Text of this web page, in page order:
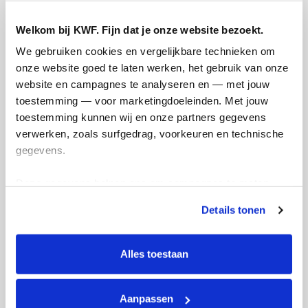
Welkom bij KWF. Fijn dat je onze website bezoekt.
We gebruiken cookies en vergelijkbare technieken om
onze website goed te laten werken, het gebruik van onze
website en campagnes te analyseren en — met jouw
toestemming — voor marketingdoeleinden. Met jouw
toestemming kunnen wij en onze partners gegevens
verwerken, zoals surfgedrag, voorkeuren en technische
gegevens.
tonen. Je kunt je toestemming op elk moment wijzigen of
intrekken via Cookie instellingen onderaan de pagina. De
lijst met cookies is te vinden in het tabblad “details”.
Details tonen
Alles toestaan
Aanpassen
Opgehaald
€282
Streefbedrag
€300
Doneer
Updates
Bedankt voor de donaties